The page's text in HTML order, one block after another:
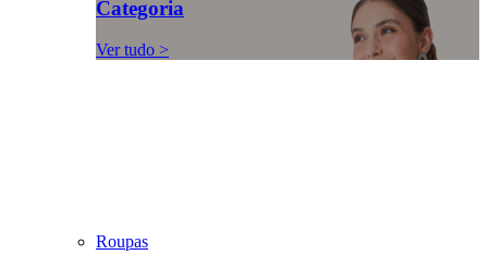
Categoria
Ver tudo >
Roupas